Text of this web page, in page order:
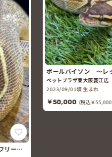
ボールパイソン ～レッサー～
ペットプラザ東大阪菱江店
2023/09/01頃 生まれ
￥50,000 (税込￥55,000)